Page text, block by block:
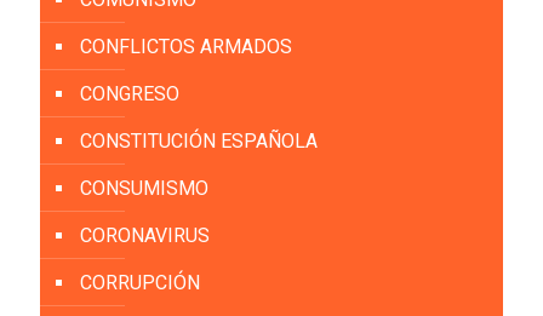
CONFLICTOS ARMADOS
CONGRESO
CONSTITUCIÓN ESPAÑOLA
CONSUMISMO
CORONAVIRUS
CORRUPCIÓN